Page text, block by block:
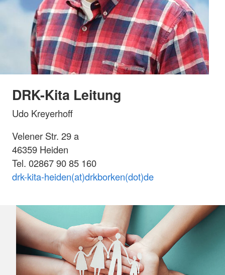
DRK-Kita Leitung
Udo Kreyerhoff
Velener Str. 29 a
46359 Heiden
Tel. 02867 90 85 160
drk-kita-heiden(at)drkborken(dot)de